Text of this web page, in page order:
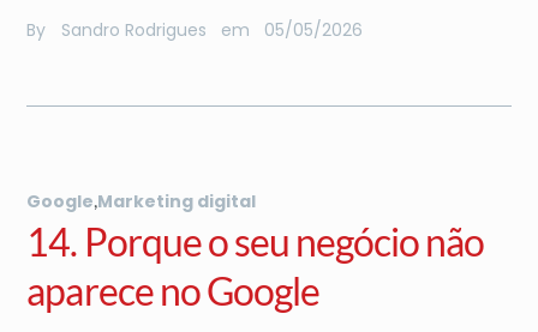
By Sandro Rodrigues em 05/05/2026
Google,Marketing digital
14. Porque o seu negócio não
aparece no Google